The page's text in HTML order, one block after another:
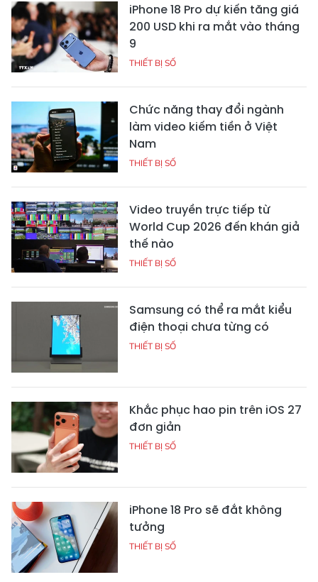
iPhone 18 Pro dự kiến tăng giá
200 USD khi ra mắt vào tháng
9
THIẾT BỊ SỐ
Chức năng thay đổi ngành
làm video kiếm tiền ở Việt
Nam
THIẾT BỊ SỐ
Video truyền trực tiếp từ
World Cup 2026 đến khán giả
thế nào
THIẾT BỊ SỐ
Samsung có thể ra mắt kiểu
điện thoại chưa từng có
THIẾT BỊ SỐ
Khắc phục hao pin trên iOS 27
đơn giản
THIẾT BỊ SỐ
iPhone 18 Pro sẽ đắt không
tưởng
THIẾT BỊ SỐ